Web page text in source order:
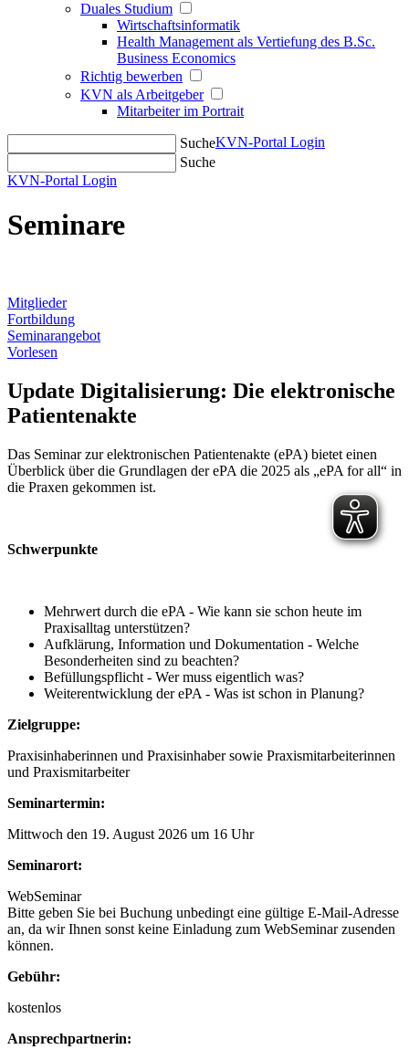
Duales Studium
Wirtschaftsinformatik
Health Management als Vertiefung des B.Sc.
Business Economics
Richtig bewerben
KVN als Arbeitgeber
Mitarbeiter im Portrait
SucheKVN-Portal Login
Suche
KVN-Portal Login
Seminare
Mitglieder
Fortbildung
Seminarangebot
Vorlesen
Update Digitalisierung: Die elektronische
Patientenakte
Das Seminar zur elektronischen Patientenakte (ePA) bietet einen
Überblick über die Grundlagen der ePA die 2025 als „ePA for all“ in
die Praxen gekommen ist.
Schwerpunkte
Mehrwert durch die ePA - Wie kann sie schon heute im
Praxisalltag unterstützen?
Aufklärung, Information und Dokumentation - Welche
Besonderheiten sind zu beachten?
Befüllungspflicht - Wer muss eigentlich was?
Weiterentwicklung der ePA - Was ist schon in Planung?
Zielgruppe:
Praxisinhaberinnen und Praxisinhaber sowie Praxismitarbeiterinnen
und Praxismitarbeiter
Seminartermin:
Mittwoch den 19. August 2026 um 16 Uhr
Seminarort:
WebSeminar
Bitte geben Sie bei Buchung unbedingt eine gültige E-Mail-Adresse
an, da wir Ihnen sonst keine Einladung zum WebSeminar zusenden
können.
Gebühr:
kostenlos
Ansprechpartnerin: